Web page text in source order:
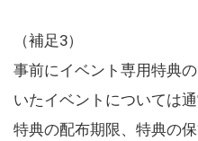
（補足3）
事前にイベント専用特典
いたイベントについては
特典の配布期限、特典の